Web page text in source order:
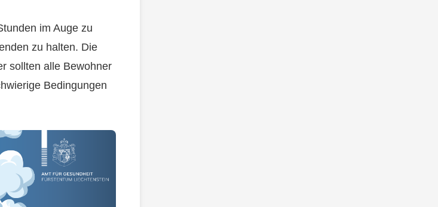
im Auge zu
zu halten. Die
sollten alle Bewohner
Bedingungen